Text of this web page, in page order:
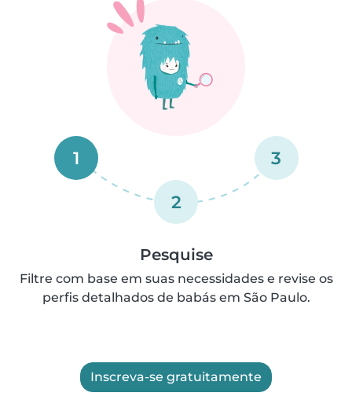
1
2
3
Pesquise
Filtre com base em suas necessidades e revise os
perfis detalhados de babás em São Paulo.
Inscreva-se gratuitamente